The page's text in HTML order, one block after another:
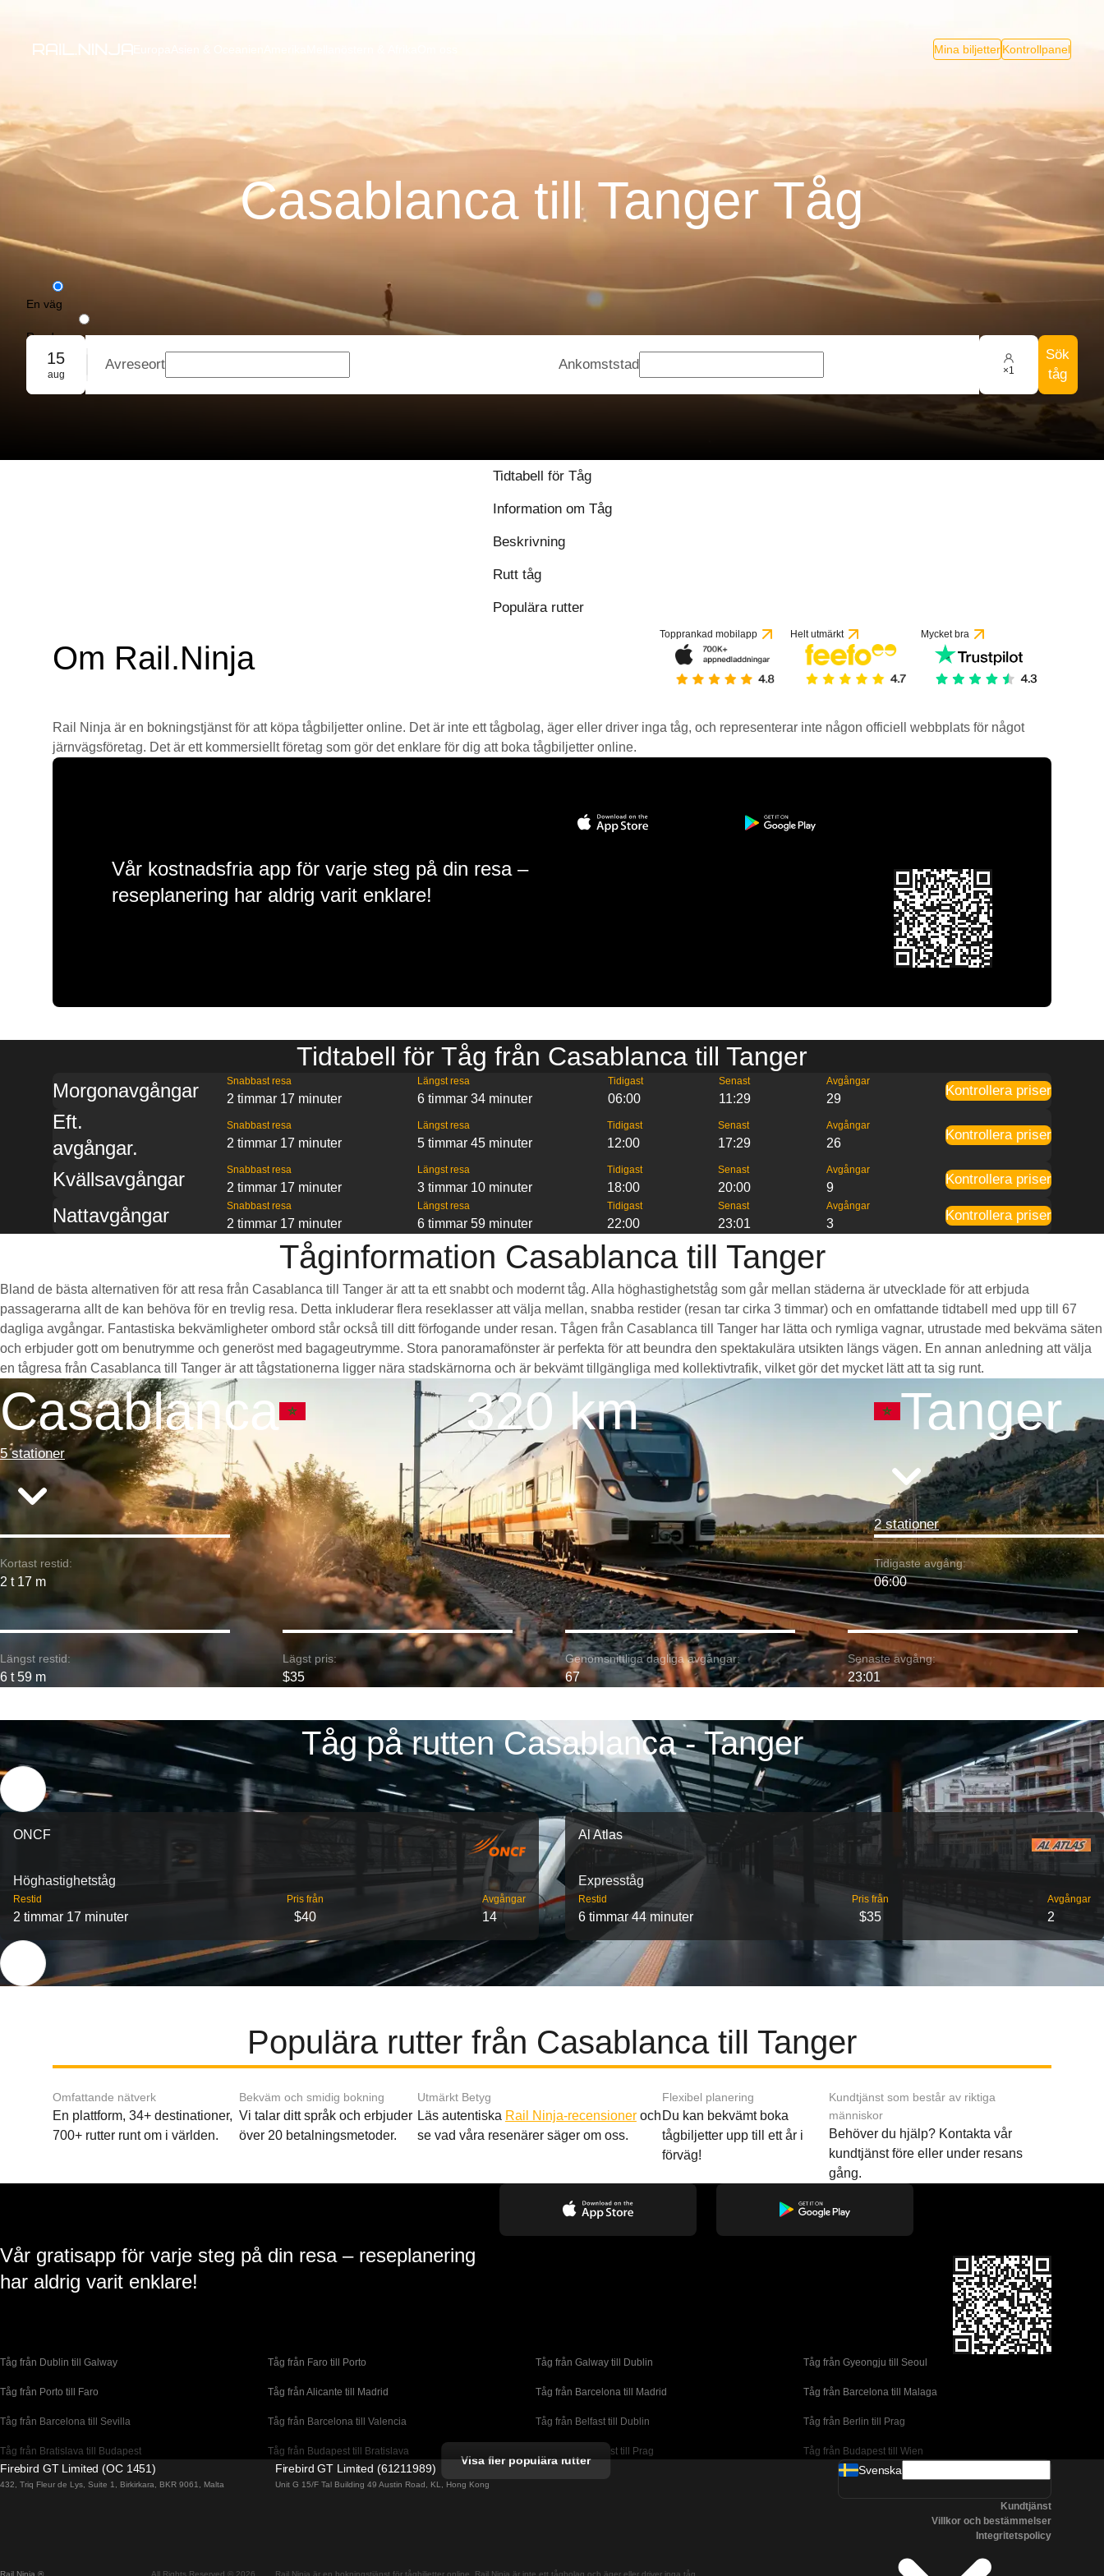
Mina biljetterKontrollpanel
Casablanca till Tanger Tåg
En väg
Rundresa
Gruppbokning
15
aug
Avreseort Ankomststad ×1
Sök
tåg
Tidtabell för Tåg
Information om Tåg
Beskrivning
Rutt tåg
Populära rutter
Om Rail.Ninja
Topprankad mobilapp Helt utmärkt Mycket bra
Rail Ninja är en bokningstjänst för att köpa tågbiljetter online. Det är inte ett tågbolag, äger eller driver inga tåg, och representerar inte någon officiell webbplats för något
järnvägsföretag. Det är ett kommersiellt företag som gör det enklare för dig att boka tågbiljetter online.
Vår kostnadsfria app för varje steg på din resa –
reseplanering har aldrig varit enklare!
Tidtabell för Tåg från Casablanca till Tanger
Morgonavgångar Snabbast resa
2 timmar 17 minuter
Längst resa
6 timmar 34 minuter
Tidigast
06:00
Senast
11:29
Avgångar
29
Kontrollera priser
Eft.
avgångar.
Snabbast resa
2 timmar 17 minuter
Längst resa
5 timmar 45 minuter
Tidigast
12:00
Senast
17:29
Avgångar
26
Kontrollera priser
Kvällsavgångar Snabbast resa
2 timmar 17 minuter
Längst resa
3 timmar 10 minuter
Tidigast
18:00
Senast
20:00
Avgångar
9
Kontrollera priser
Nattavgångar Snabbast resa
2 timmar 17 minuter
Längst resa
6 timmar 59 minuter
Tidigast
22:00
Senast
23:01
Avgångar
3
Kontrollera priser
Tåginformation Casablanca till Tanger
Bland de bästa alternativen för att resa från Casablanca till Tanger är att ta ett snabbt och modernt tåg. Alla höghastighetståg som går mellan städerna är utvecklade för att erbjuda
passagerarna allt de kan behöva för en trevlig resa. Detta inkluderar flera reseklasser att välja mellan, snabba restider (resan tar cirka 3 timmar) och en omfattande tidtabell med upp till 67
dagliga avgångar. Fantastiska bekvämligheter ombord står också till ditt förfogande under resan. Tågen från Casablanca till Tanger har lätta och rymliga vagnar, utrustade med bekväma säten
och erbjuder gott om benutrymme och generöst med bagageutrymme. Stora panoramafönster är perfekta för att beundra den spektakulära utsikten längs vägen. En annan anledning att välja
en tågresa från Casablanca till Tanger är att tågstationerna ligger nära stadskärnorna och är bekvämt tillgängliga med kollektivtrafik, vilket gör det mycket lätt att ta sig runt.
Casablanca
5 stationer
320 km Tanger
2 stationer
Kortast restid:
2 t 17 m
Tidigaste avgång:
06:00
Längst restid:
6 t 59 m
Lägst pris:
$35
Genomsnittliga dagliga avgångar:
67
Senaste avgång:
23:01
Tåg på rutten Casablanca - Tanger
ONCF
Höghastighetståg
Restid
2 timmar 17 minuter
Pris från
$40
Avgångar
14
Al Atlas
Expresståg
Restid
6 timmar 44 minuter
Pris från
$35
Avgångar
2
Populära rutter från Casablanca till Tanger
Omfattande nätverk
En plattform, 34+ destinationer,
700+ rutter runt om i världen.
Bekväm och smidig bokning
Vi talar ditt språk och erbjuder
över 20 betalningsmetoder.
Utmärkt Betyg
Läs autentiska Rail Ninja-recensioneroch
se vad våra resenärer säger om oss.
Flexibel planering
Du kan bekvämt boka
tågbiljetter upp till ett år i
förväg!
Kundtjänst som består av riktiga
människor
Behöver du hjälp? Kontakta vår
kundtjänst före eller under resans
gång.
Vår gratisapp för varje steg på din resa – reseplanering
har aldrig varit enklare!
Tåg från Dublin till Galway Tåg från Faro till Porto Tåg från Galway till Dublin Tåg från Gyeongju till Seoul
Tåg från Porto till Faro Tåg från Alicante till Madrid Tåg från Barcelona till Madrid Tåg från Barcelona till Malaga
Tåg från Barcelona till Sevilla Tåg från Barcelona till Valencia Tåg från Belfast till Dublin Tåg från Berlin till Prag
Tåg från Bratislava till Budapest Tåg från Budapest till Bratislava Tåg från Budapest till Prag Tåg från Budapest till Wien
Tåg från Coimbra till Lissabon Tåg från Coimbra till Porto Tåg från Dublin till Belfast
Tåg från Lissabon till Faro Tåg från Lissabon till Lagos Tåg från Lissabon till Madrid Tåg från Lissabon till Porto
Visa fler populära rutter
Firebird GT Limited (OC 1451)
432, Triq Fleur de Lys, Suite 1, Birkirkara, BKR 9061, Malta
Firebird GT Limited (61211989)
Unit G 15/F Tal Building 49 Austin Road, KL, Hong Kong
Rail Ninja ® All Rights Reserved © 2026 Rail Ninja är en bokningstjänst för tågbiljetter online. Rail Ninja är inte ett tågbolag och äger eller driver inga tåg.
Svenska
Kundtjänst
Villkor och bestämmelser
Integritetspolicy